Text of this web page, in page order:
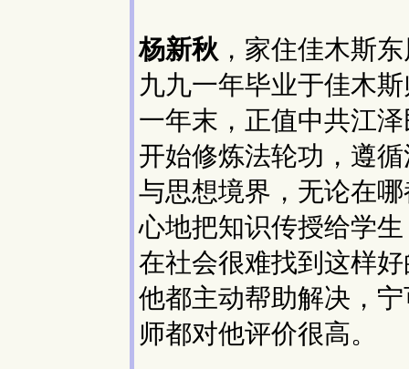
杨新秋 ，家住佳木斯
九九一年毕业于佳木
一年末，正值中共江
开始修炼法轮功，遵
与思想境界，无论在
心地把知识传授给学
在社会很难找到这样
他都主动帮助解决，
师都对他评价很高。